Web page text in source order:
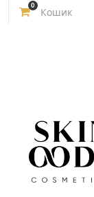
Skip
0
Кошик